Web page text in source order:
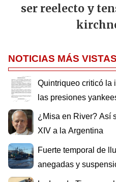
ser reelecto y
NOTICIAS MÁS VISTAS
Quintriqueo criticó la
las presiones
¿Misa en River? Así
XIV a la Argentina
Fuerte temporal de
anegadas y